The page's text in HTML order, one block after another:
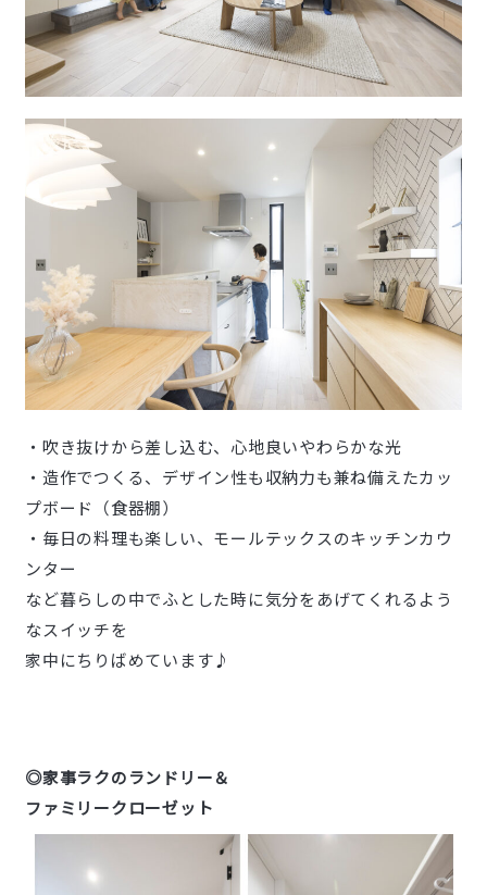
・吹き抜けから差し込む、心地良いやわらかな光
・造作でつくる、デザイン性も収納力も兼ね備えたカッ
プボード（食器棚）
・毎日の料理も楽しい、モールテックスのキッチンカウ
ンター
など暮らしの中でふとした時に気分をあげてくれるよう
なスイッチを
家中にちりばめています♪
◎家事ラクのランドリー＆
ファミリークローゼット